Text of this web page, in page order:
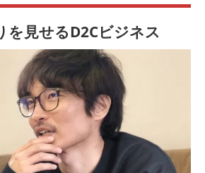
を見せるD2Cビジネス